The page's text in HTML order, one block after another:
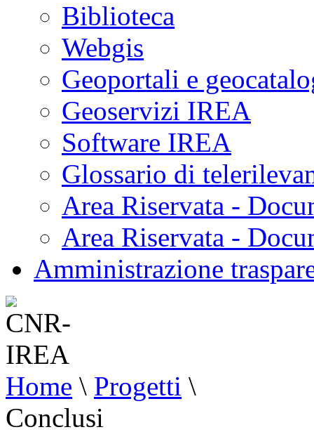
Biblioteca
Webgis
Geoportali e
Geoservizi IREA
Software IREA
Glossario di
Area Riservata -
Area Riservata -
Amministrazione
Home \ Progetti \
Conclusi